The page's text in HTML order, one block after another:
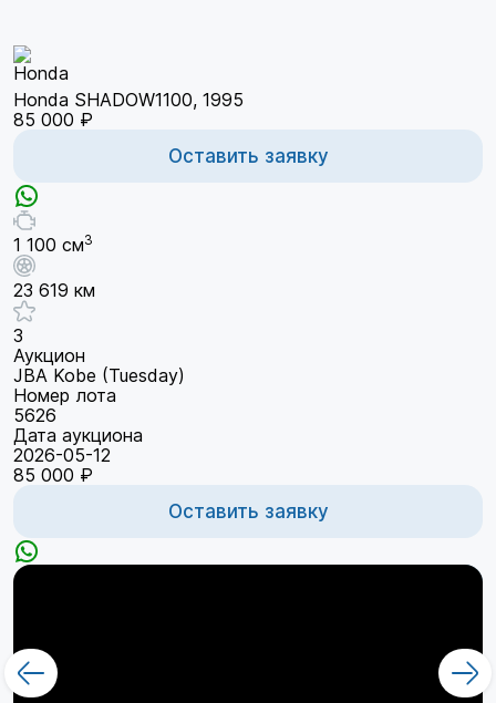
Honda SHADOW1100, 1995
85 000 ₽
Оставить заявку
1 100 см3
23 619 км
3
Аукцион
JBA Kobe (Tuesday)
Номер лота
5626
Дата аукциона
2026-05-12
85 000 ₽
Оставить заявку